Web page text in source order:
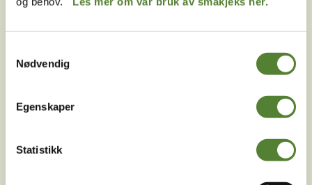
Nødvendig
Egenskaper
Statistikk
betingelser